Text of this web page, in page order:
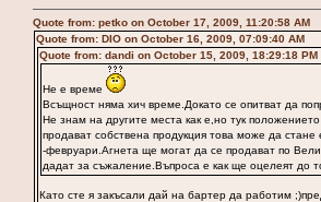
Quote from: petko on October 17, 2009, 11:20:58 AM
Quote from: DIO on October 16, 2009, 07:09:40 AM
Quote from: dandi on October 15, 2009, 18:29:18 PM
Не е време
Всъщност няма хич време.Докато се опитват да
Не знам на другите места как е,но тук
продават собствена продукция това може да
-февруари.Агнета ще могат да се продават по
дадат за съжаление.Въпроса е как ще оцелеят до
Като сте я закъсали дай на бартер да работим